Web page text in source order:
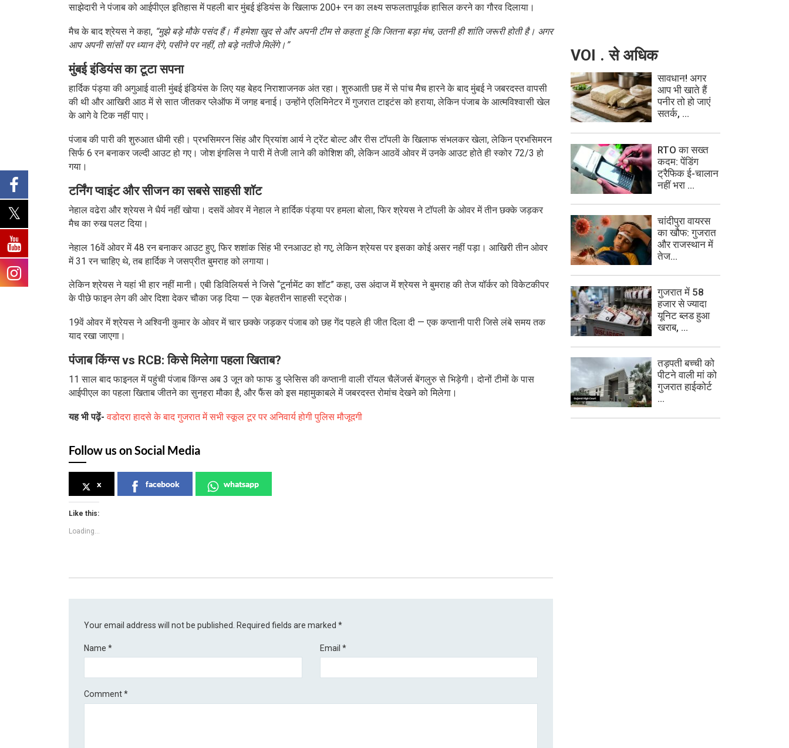
साझेदारी ने पंजाब को आईपीएल इतिहास में पहली बार मुंबई इंडियंस के खिलाफ 200+ रन का लक्ष्य सफलतापूर्वक हासिल करने का गौरव दिलाया।
मैच के बाद श्रेयस ने कहा, “मुझे बड़े मौके पसंद हैं। मैं हमेशा खुद से और अपनी टीम से कहता हूं कि जितना बड़ा मंच, उतनी ही शांति जरूरी होती है। अगर
आप अपनी सांसों पर ध्यान देंगे, पसीने पर नहीं, तो बड़े नतीजे मिलेंगे।”
मुंबई इंडियंस का टूटा सपना
हार्दिक पंड्या की अगुआई वाली मुंबई इंडियंस के लिए यह बेहद निराशाजनक अंत रहा। शुरुआती छह में से पांच मैच हारने के बाद मुंबई ने जबरदस्त वापसी
की थी और आखिरी आठ में से सात जीतकर प्लेऑफ में जगह बनाई। उन्होंने एलिमिनेटर में गुजरात टाइटंस को हराया, लेकिन पंजाब के आत्मविश्वासी खेल
के आगे वे टिक नहीं पाए।
पंजाब की पारी की शुरुआत धीमी रही। प्रभसिमरन सिंह और प्रियांश आर्य ने ट्रेंट बोल्ट और रीस टॉपली के खिलाफ संभलकर खेला, लेकिन प्रभसिमरन
सिर्फ 6 रन बनाकर जल्दी आउट हो गए। जोश इंगलिस ने पारी में तेजी लाने की कोशिश की, लेकिन आठवें ओवर में उनके आउट होते ही स्कोर 72/3 हो
गया।
टर्निंग प्वाइंट और सीजन का सबसे साहसी शॉट
नेहाल वढेरा और श्रेयस ने धैर्य नहीं खोया। दसवें ओवर में नेहाल ने हार्दिक पंड्या पर हमला बोला, फिर श्रेयस ने टॉपली के ओवर में तीन छक्के जड़कर
मैच का रुख पलट दिया।
नेहाल 16वें ओवर में 48 रन बनाकर आउट हुए, फिर शशांक सिंह भी रनआउट हो गए, लेकिन श्रेयस पर इसका कोई असर नहीं पड़ा। आखिरी तीन ओवर
में 31 रन चाहिए थे, तब हार्दिक ने जसप्रीत बुमराह को लगाया।
लेकिन श्रेयस ने यहां भी हार नहीं मानी। एबी डिविलियर्स ने जिसे “टूर्नामेंट का शॉट” कहा, उस अंदाज में श्रेयस ने बुमराह की तेज यॉर्कर को विकेटकीपर
के पीछे फाइन लेग की ओर दिशा देकर चौका जड़ दिया — एक बेहतरीन साहसी स्ट्रोक।
19वें ओवर में श्रेयस ने अश्विनी कुमार के ओवर में चार छक्के जड़कर पंजाब को छह गेंद पहले ही जीत दिला दी — एक कप्तानी पारी जिसे लंबे समय तक
याद रखा जाएगा।
पंजाब किंग्स vs RCB: किसे मिलेगा पहला खिताब?
11 साल बाद फाइनल में पहुंची पंजाब किंग्स अब 3 जून को फाफ डु प्लेसिस की कप्तानी वाली रॉयल चैलेंजर्स बेंगलुरु से भिड़ेगी। दोनों टीमों के पास
आईपीएल का पहला खिताब जीतने का सुनहरा मौका है, और फैंस को इस महामुकाबले में जबरदस्त रोमांच देखने को मिलेगा।
यह भी पढ़ें- वडोदरा हादसे के बाद गुजरात में सभी स्कूल टूर पर अनिवार्य होगी पुलिस मौजूदगी
Follow us on Social Media
x facebook whatsapp
Like this:
Loading...
Your email address will not be published. Required fields are marked*
Name* Email *
Comment*
VOI . से अधिक
सावधान! अगर
आप भी खाते हैं
पनीर तो हो जाएं
सतर्क, ...
RTO का सख्त
कदम: पेंडिंग
ट्रैफिक ई-चालान
नहीं भरा ...
चांदीपुरा वायरस
का खौफ: गुजरात
और राजस्थान में
तेज...
गुजरात में 58
हजार से ज्यादा
यूनिट ब्लड हुआ
खराब, ...
तड़पती बच्ची को
पीटने वाली मां को
गुजरात हाईकोर्ट
...